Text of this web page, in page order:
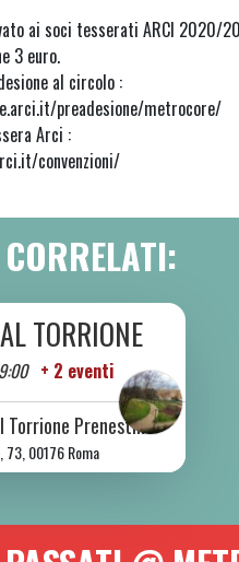
ai soci tesserati ARCI 2020/
3 euro.
al circolo :
preadesione/metrocore/
Arci :
convenzioni/
06 A SAB 08/08 2026
TORRIONE
+ 2 eventi
Torrione Prenestino
73, 00176 Roma